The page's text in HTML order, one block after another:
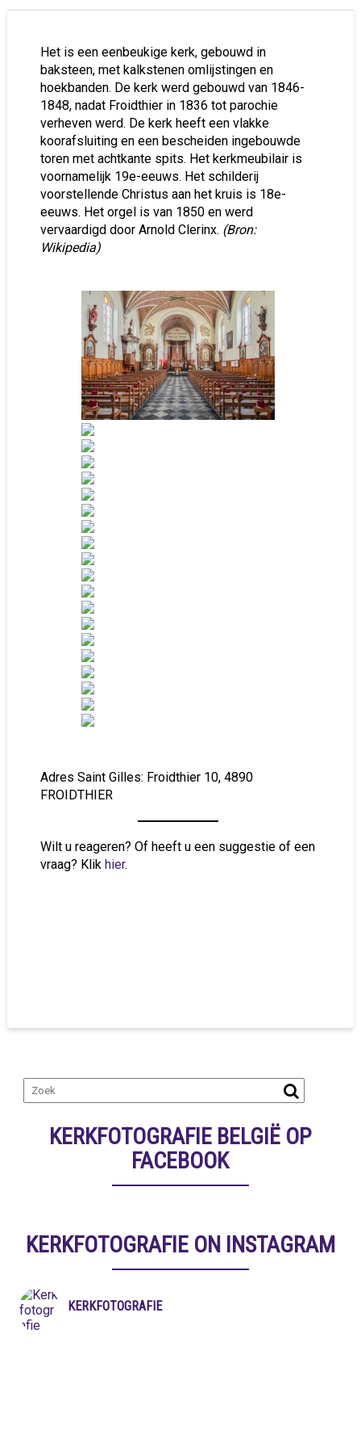
Het is een eenbeukige kerk, gebouwd in
baksteen, met kalkstenen omlijstingen en
hoekbanden. De kerk werd gebouwd van 1846-
1848, nadat Froidthier in 1836 tot parochie
verheven werd. De kerk heeft een vlakke
koorafsluiting en een bescheiden ingebouwde
toren met achtkante spits. Het kerkmeubilair is
voornamelijk 19e-eeuws. Het schilderij
voorstellende Christus aan het kruis is 18e-
eeuws. Het orgel is van 1850 en werd
vervaardigd door Arnold Clerinx. (Bron:
Wikipedia)
Adres Saint Gilles: Froidthier 10, 4890
FROIDTHIER
Wilt u reageren? Of heeft u een suggestie of een
vraag? Klik hier.
KERKFOTOGRAFIE BELGIË OP
FACEBOOK
KERKFOTOGRAFIE ON INSTAGRAM
KERKFOTOGRAFIE